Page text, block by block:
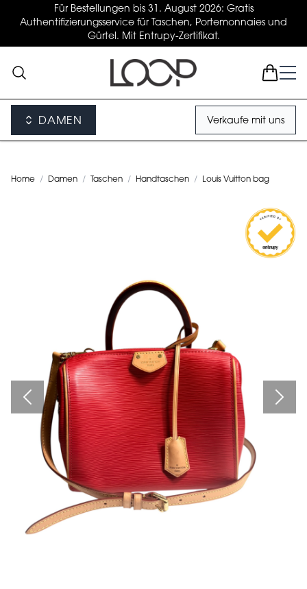
Für Bestellungen bis 31. August 2026: Gratis
Authentifizierungsservice für Taschen, Portemonnaies und
Gürtel. Mit Entrupy-Zertifikat.
DAMEN Verkaufe mit uns
Home / Damen / Taschen / Handtaschen / Louis Vuitton bag